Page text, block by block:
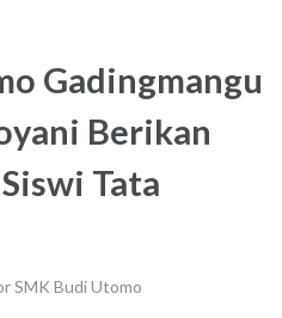
Gadingmangu
Berikan
Tata
SMK Budi Utomo